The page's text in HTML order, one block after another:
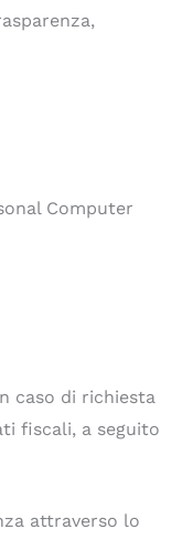
Computer
caso di richiesta
fiscali, a seguito
attraverso lo